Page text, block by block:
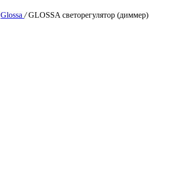
Glossa / GLOSSA светорегулятор (диммер)